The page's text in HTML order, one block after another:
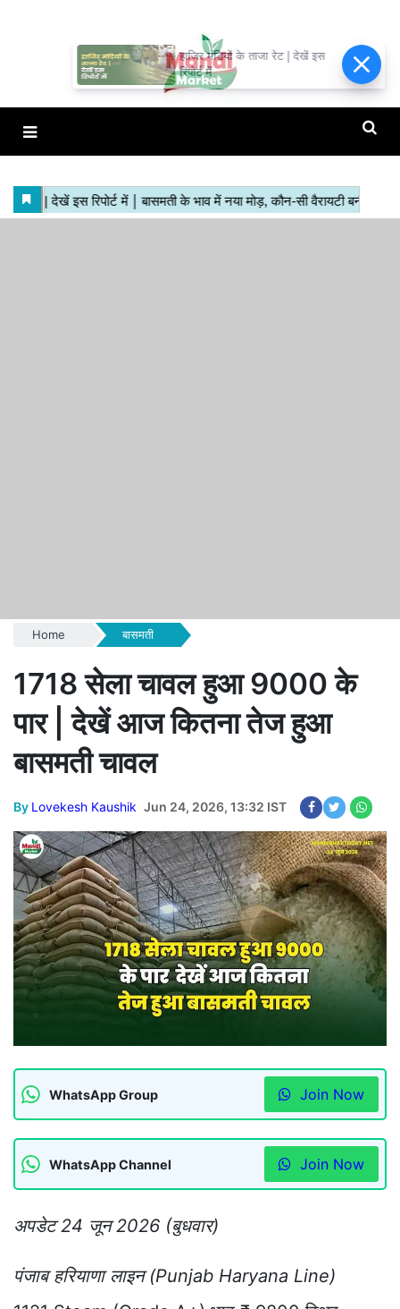
Home बासमती
1718 सेला चावल हुआ 9000 के
पार | देखें आज कितना तेज हुआ
बासमती चावल
By Lovekesh Kaushik Jun 24, 2026, 13:32 IST
WhatsApp Group Join Now
WhatsApp Channel Join Now
अपडेट 24 जून 2026 (बुधवार)
पंजाब हरियाणा लाइन (Punjab Haryana Line)
हाजिर मंडियों के ताजा रेट | देखें इस
रिपोर्ट में